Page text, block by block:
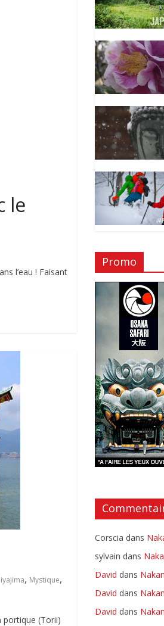
le
l’eau ! Faisant
, Mystique,
portique (Torii)
Promo
Corscia dans
sylvain dans
David dans
David dans
David dans